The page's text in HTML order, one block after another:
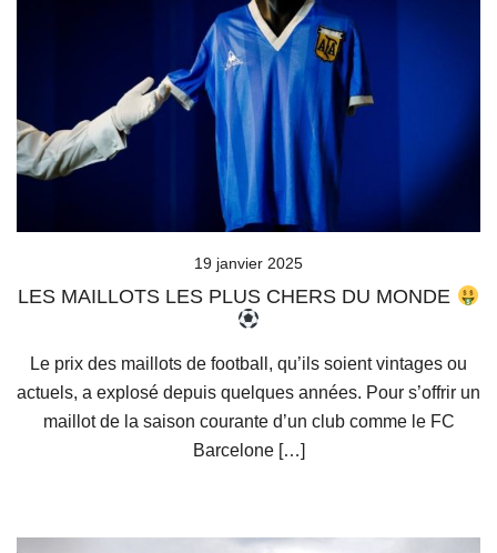
19 janvier 2025
LES MAILLOTS LES PLUS CHERS DU MONDE
Le prix des maillots de football, qu’ils soient vintages ou
actuels, a explosé depuis quelques années. Pour s’offrir un
maillot de la saison courante d’un club comme le FC
Barcelone […]